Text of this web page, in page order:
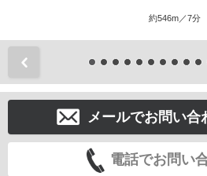
約546m／7分
メールでお問い合
電話でお問い